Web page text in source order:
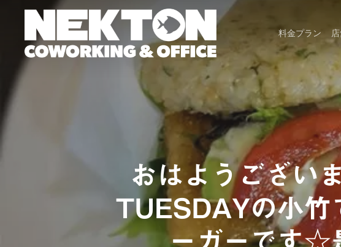
content
料金プラン
おはようござい
TUESDAYの小竹
ーガーです☆